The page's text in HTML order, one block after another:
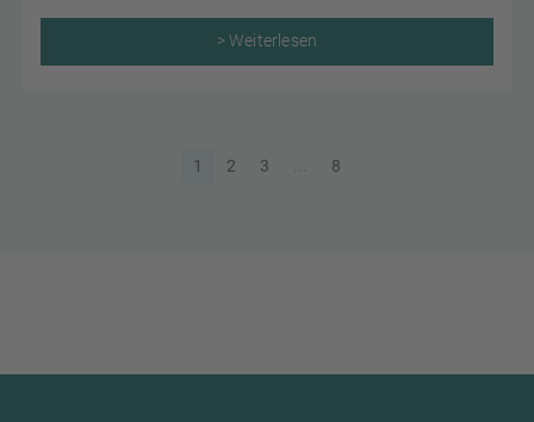
Nervenkitzel einzutauchen.
> Weiterlesen
1 2 3 8